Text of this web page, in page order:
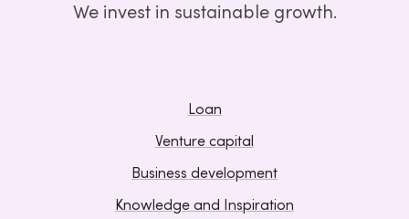
We invest in sustainable growth.
Loan
Venture capital
Business development
Knowledge and Inspiration